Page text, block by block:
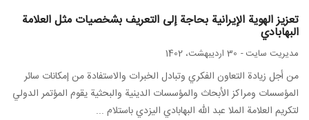
تعزيز الهوية الإيرانية بحاجة إلى التعريف بشخصيات مثل العلامة
البهابادي
مدیریت سایت- 30 ارديبهشت، 1402
من أجل زيادة التعاون الفكري وتبادل الخبرات والاستفادة من إمكانات سائر
المؤسسات ومراكز الأبحاث والمؤسسات الدينية والبحثية يقوم المؤتمر الدولي
لتكريم العلامة الملا عبد الله البهابادي الیزدي باستلام ...